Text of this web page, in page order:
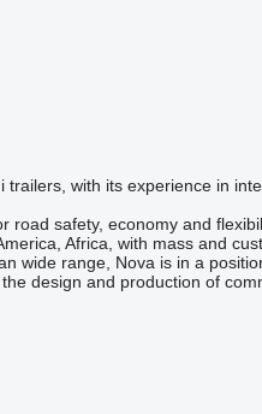
with its experience in
safety, economy and
Africa, with mass and
wide range, Nova is in a
design and production of